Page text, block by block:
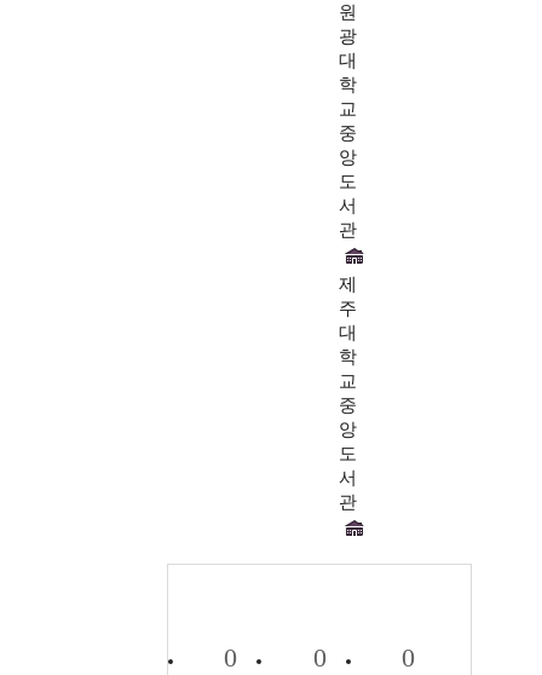
원
광
대
학
교
중
앙
도
서
관
제
주
대
학
교
중
앙
도
서
관
0 0 0